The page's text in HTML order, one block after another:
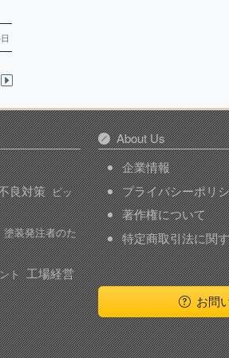
良対策 ビッ
塗装発注者のた
ト 工場経営
About Us
企業情報
プライバシーポリ
著作権について
特定商取引法に関
お問